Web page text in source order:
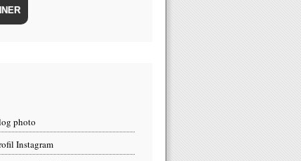
photo
Instagram